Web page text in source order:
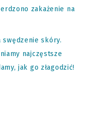
zakażenie na
swędzenie skóry.
najczęstsze
jak go złagodzić!